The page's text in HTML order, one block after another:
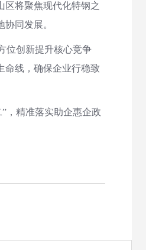
区将聚焦现代化特钢之
同发展。
位创新提升核心竞争
命线，确保企业行稳致
，精准落实助企惠企政